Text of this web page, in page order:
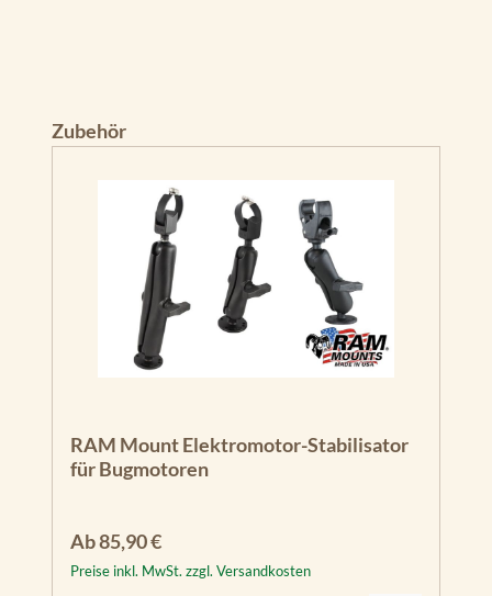
Produktgalerie überspringen
Zubehör
RAM Mount Elektromotor-Stabilisator
für Bugmotoren
Regulärer Preis:
Ab85,90 €
Preise inkl. MwSt. zzgl. Versandkosten